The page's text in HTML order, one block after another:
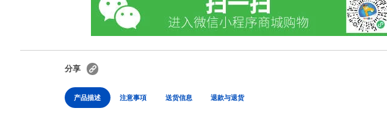
分享
产品描述 注意事項 送货信息 退款与退货